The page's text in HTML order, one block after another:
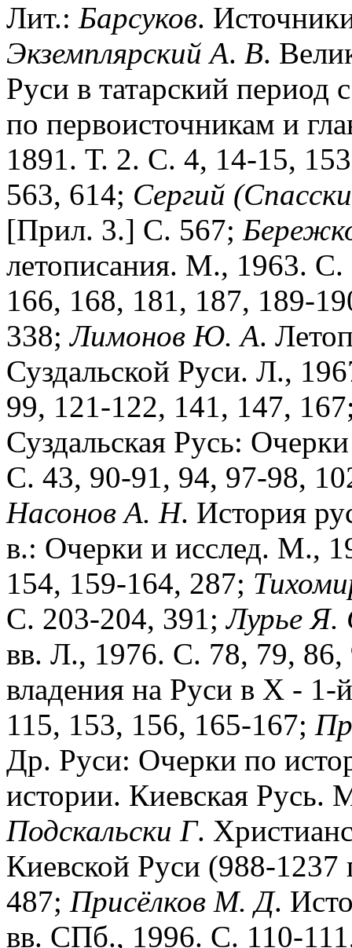
Лит.: Барсуков.
Экземплярский А. В.
Руси в татарский период
по первоисточникам и
1891. Т. 2. С. 4, 14-15,
563, 614; Сергий
[Прил. 3.] С. 567;
летописания. М., 1963.
166, 168, 181, 187, 189-
338;Лимонов Ю. А.
Суздальской Руси. Л.,
99, 121-122, 141, 147,
Суздальская Русь:
С. 43, 90-91, 94, 97-98,
Насонов А. Н. История
в.: Очерки и исслед. М.,
154, 159-164, 287;
С. 203-204, 391;Лурье Я.
вв. Л., 1976. С. 78, 79,
владения на Руси в X -
115, 153, 156, 165-167;
Др. Руси: Очерки по
истории. Киевская
Подскальски Г.
Киевской Руси (988-
487; Присёлков М. Д.
вв. СПб., 1996. С. 110-